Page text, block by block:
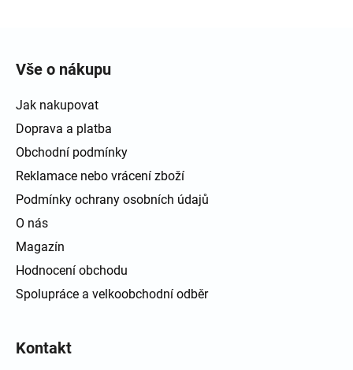
Vše o nákupu
Jak nakupovat
Doprava a platba
Obchodní podmínky
Reklamace nebo vrácení zboží
Podmínky ochrany osobních údajů
O nás
Magazín
Hodnocení obchodu
Spolupráce a velkoobchodní odběr
Kontakt